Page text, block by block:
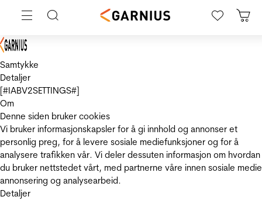
Samtykke
Detaljer
[#IABV2SETTINGS#]
Om
Denne siden bruker cookies
Vi bruker informasjonskapsler for å gi innhold og annonser et
personlig preg, for å levere sosiale mediefunksjoner og for å
analysere trafikken vår. Vi deler dessuten informasjon om hvordan
du bruker nettstedet vårt, med partnerne våre innen sosiale
annonsering og analysearbeid.
Detaljer